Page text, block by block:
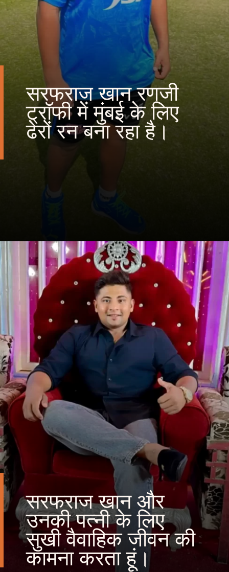
सरफराज खान रणजी
ट्रॉफी में मुंबई के लिए
ढेरों रन बना रहा है।
सरफराज खान और
उनकी पत्नी के लिए
सुखी वैवाहिक जीवन की
कामना करता हूं।